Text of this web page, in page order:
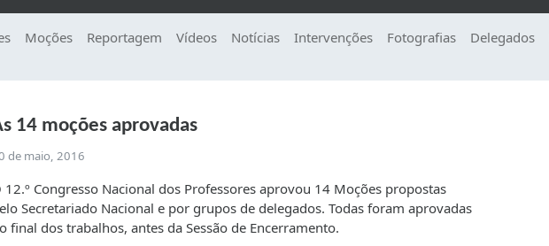
Moções Reportagem Vídeos Notícias Intervenções Fotografias Delegados
14 moções aprovadas
de maio, 2016
12.º Congresso Nacional dos Professores aprovou 14 Moções propostas
Secretariado Nacional e por grupos de delegados. Todas foram aprovadas
final dos trabalhos, antes da Sessão de Encerramento.